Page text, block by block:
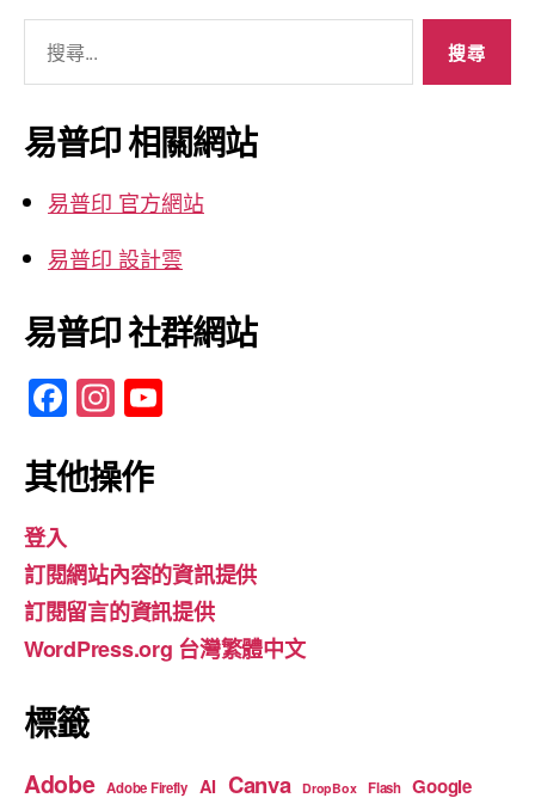
關
鍵
字:
易普印 相關網站
易普印 官方網站
易普印 設計雲
易普印 社群網站
F
c
b
o
o
k
In
a
a
m
u
b
e
其他操作
登入
訂閱網站內容的資訊提供
訂閱留言的資訊提供
WordPress.org 台灣繁體中文
標籤
Adobe Adobe Firefly AI Canva DropBox Flash Google